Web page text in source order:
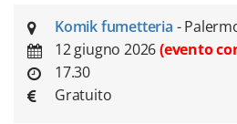
Komik fumetteria -
12 giugno 2026(evento
17.30
Gratuito